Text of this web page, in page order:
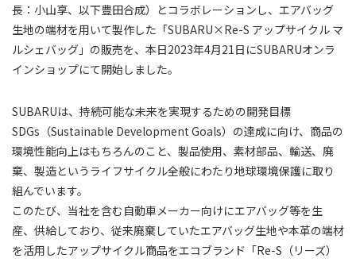
長：小山享、以下豊田合成）とコラボレーションし、エアバッグ
生地の端材を用いて製作した「SUBARU×Re-S アップサイクル マ
ルシェバッグ」の販売を、本日2023年4月21日にSUBARUオンラ
インショップにて開始しました。
SUBARUは、持続可能な未来を実現するための開発目標
SDGs（Sustainable Development Goals）の達成に向け、商品の
環境性能向上はもちろんのこと、製品使用、素材部品、輸送、廃
棄、製造というライフサイクル全般にわたり地球環境保護に取り
組んでいます。
このたび、当社を含む自動車メーカー向けにエアバッグ等を生
産、供給しており、従来廃棄していたエアバッグ生地や本革の端材
を活用したアップサイクル商品をエコブランド「Re-S（リーズ）